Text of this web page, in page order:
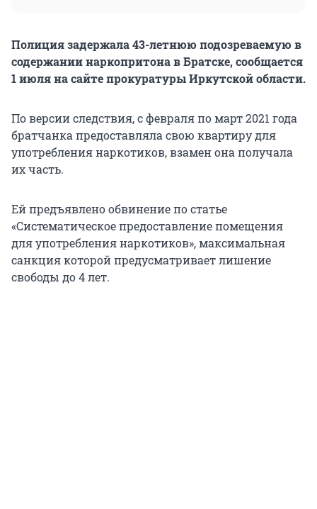
Полиция задержала 43-летнюю подозреваемую в
содержании наркопритона в Братске, сообщается
1 июля на сайте прокуратуры Иркутской области.
По версии следствия, с февраля по март 2021 года
братчанка предоставляла свою квартиру для
употребления наркотиков, взамен она получала
их часть.
Ей предъявлено обвинение по статье
«Систематическое предоставление помещения
для употребления наркотиков», максимальная
санкция которой предусматривает лишение
свободы до 4 лет.